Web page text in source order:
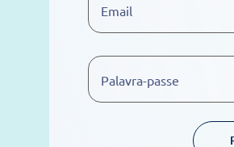
Email
Palavra-passe